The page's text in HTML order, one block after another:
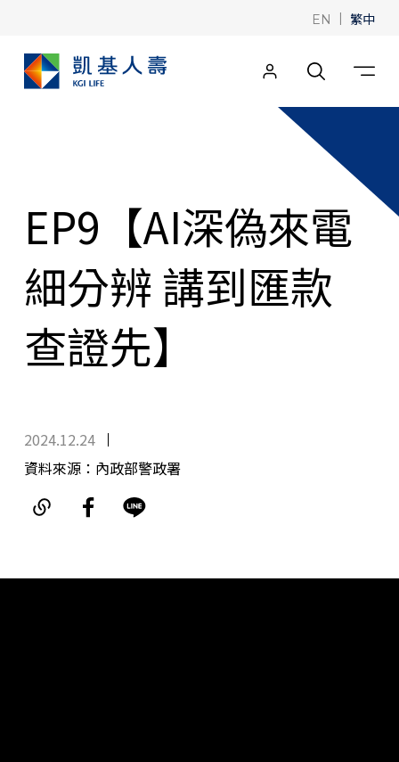
EN | 繁中
EP9【AI深偽來電
細分辨 講到匯款
查證先】
2024.12.24
資料來源：內政部警政署